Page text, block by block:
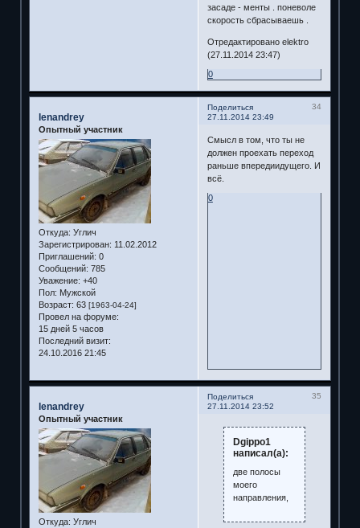
засаде - менты . поневоле
скорость сбрасываешь .
Отредактировано elektro
(27.11.2014 23:47)
0
Поделиться
34
27.11.2014 23:49
lenandrey
Опытный участник
Откуда: Углич
Зарегистрирован: 11.02.2012
Приглашений: 0
Сообщений: 785
Уважение: +40
Пол: Мужской
Возраст: 63 [1963-04-24]
Провел на форуме:
15 дней 5 часов
Последний визит:
24.10.2016 21:45
Смысл в том, что ты не
должен проехать переход
раньше впередиидущего. И
всё.
0
Поделиться
35
27.11.2014 23:52
lenandrey
Опытный участник
Откуда: Углич
Dgippo1
написал(а):
две полосы
моего
направления,